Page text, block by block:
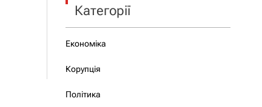
Категорії
Економіка
Корупція
Політика